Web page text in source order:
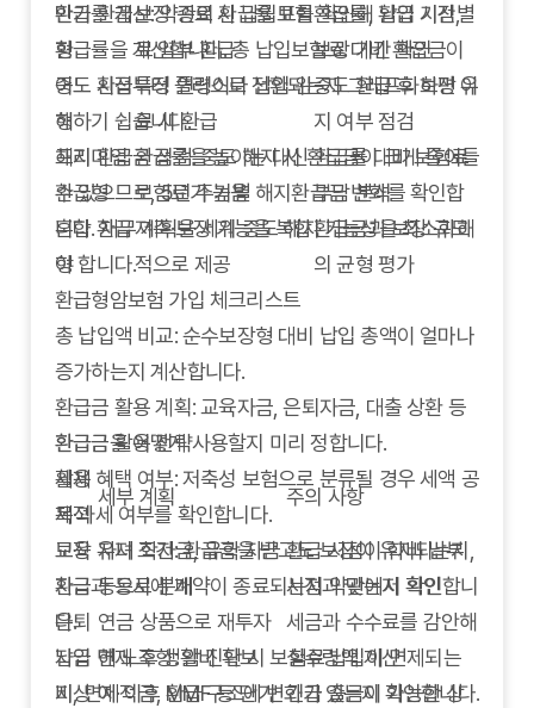
환급률 계산: 약관의 환급률 표를 확인해 납입 기간별
환급률을 계산합니다. 총 납입보험료 대비 환급금이
어느 시점부터 플러스로 전환되는지 그래프화하면 이
해하기 쉽습니다.
해지 환급금 점검: 중도 해지 시 환급금이 크게 줄어들
수 있으므로, 5년 주기별 해지환급금 변화를 확인합
니다. 재무 계획을 세워 중도 해지 가능성을 최소화해
야 합니다.
만기 환급
형
보장 종료 시 납입보험
료 일부 환급
환급률, 환급 시점,
보장 기간 확인
중도 환급
형
특정 연령이나 납입 완
료 시 환급
중도 환급 후 보장 유
지 여부 점검
프리미엄
환급형
환급률을 높이는 대신
보험료가 높음
환급률 대비 보험료
부담 분석
혼합 환급
형
저축·보장 기능을 복합
적으로 제공
환급금과 보장 규모
의 균형 평가
환급형암보험 가입 체크리스트
총 납입액 비교: 순수보장형 대비 납입 총액이 얼마나
증가하는지 계산합니다.
환급금 활용 계획: 교육자금, 은퇴자금, 대출 상환 등
환급금을 어떻게 사용할지 미리 정합니다.
세제 혜택 여부: 저축성 보험으로 분류될 경우 세액 공
제·과세 여부를 확인합니다.
보장 유지 조건: 환급금을 받고도 보장이 유지되는지,
환급과 동시에 계약이 종료되는지 약관에서 확인합니
다.
납입 면제 조항: 암 진단 시 보험료 납입이 면제되는
지, 면제 이후 환급 구조에 변화가 있는지 확인합니다.
환급금 활용 전략
활용
목적
세부 계획 주의 사항
교육
자금
자녀 학자금, 유학 자금
등으로 분배
환급 시점이 학비 납부
시점과 맞는지 확인
은퇴
자금
연금 상품으로 재투자
해 노후 생활비 확보
세금과 수수료를 감안해
실수령액 계산
비상 예·적금, MMF 등 단기 긴급 출금이 가능한 상